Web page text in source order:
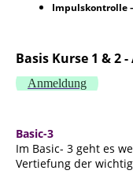
Impulskontrolle
Basis Kurse 1 & 2
Anmeldung
Basic-3
Im Basic- 3 geht es
Vertiefung der